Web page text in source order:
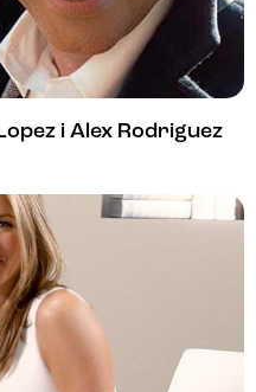
i Alex Rodriguez